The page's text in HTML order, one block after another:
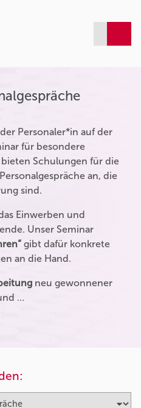
Personaler*in auf der
für besondere
Schulungen für die
an, die
sind.
Einwerben und
Unser Seminar
gibt dafür konkrete
an die Hand.
neu gewonnener
…